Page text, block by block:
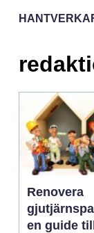
Renovera
en guide